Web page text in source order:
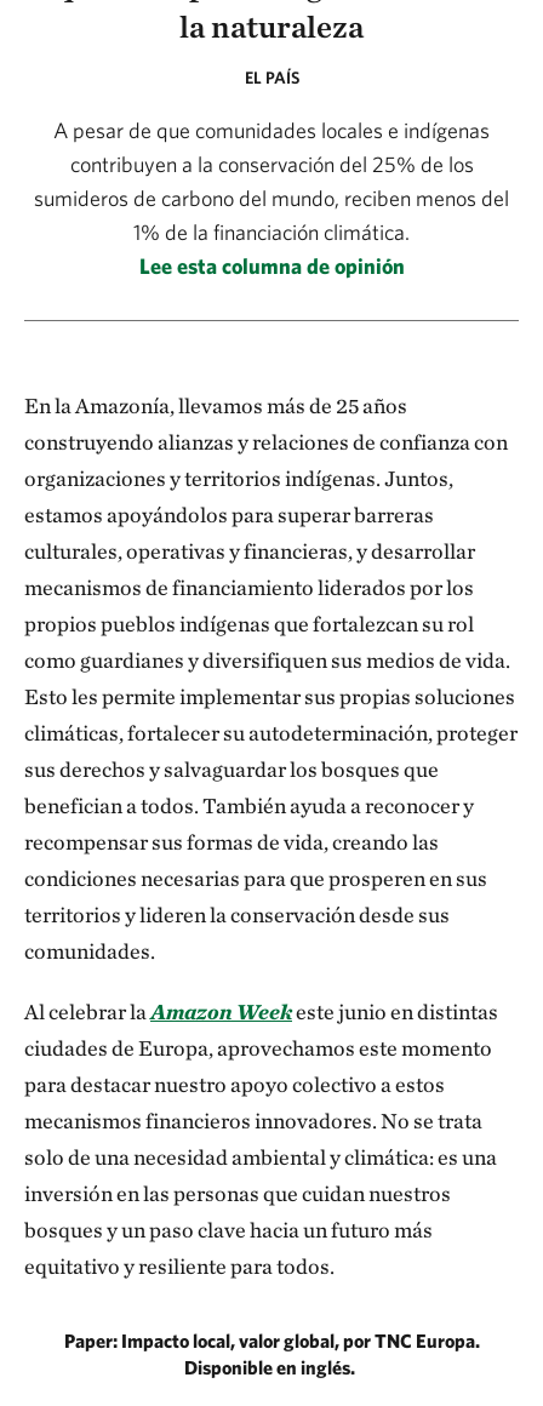
la naturaleza
EL PAÍS
A pesar de que comunidades locales e indígenas
contribuyen a la conservación del 25% de los
sumideros de carbono del mundo, reciben menos del
1% de la financiación climática.
Lee esta columna de opinión
En la Amazonía, llevamos más de 25 años
construyendo alianzas y relaciones de confianza con
organizaciones y territorios indígenas. Juntos,
estamos apoyándolos para superar barreras
culturales, operativas y financieras, y desarrollar
mecanismos de financiamiento liderados por los
propios pueblos indígenas que fortalezcan su rol
como guardianes y diversifiquen sus medios de vida.
Esto les permite implementar sus propias soluciones
climáticas, fortalecer su autodeterminación, proteger
sus derechos y salvaguardar los bosques que
benefician a todos. También ayuda a reconocer y
recompensar sus formas de vida, creando las
condiciones necesarias para que prosperen en sus
territorios y lideren la conservación desde sus
comunidades.
Al celebrar laAmazon Weekeste junio en distintas
ciudades de Europa, aprovechamos este momento
para destacar nuestro apoyo colectivo a estos
mecanismos financieros innovadores. No se trata
solo de una necesidad ambiental y climática: es una
inversión en las personas que cuidan nuestros
bosques y un paso clave hacia un futuro más
equitativo y resiliente para todos.
Paper: Impacto local, valor global, por TNC Europa.
Disponible en inglés.